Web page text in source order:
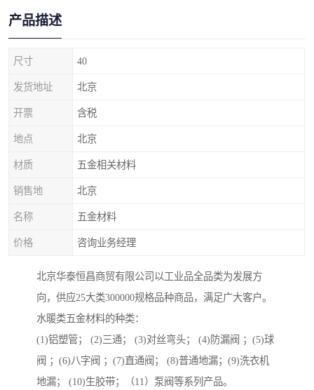
产品描述
尺寸 40
发货地址 北京
开票 含税
地点 北京
材质 五金相关材料
销售地 北京
名称 五金材料
价格 咨询业务经理
北京华泰恒昌商贸有限公司以工业品全品类为发展方
向，供应25大类300000规格品种商品，满足广大客户。
水暖类五金材料的种类：
(1)铝塑管； (2)三通； (3)对丝弯头； (4)防漏阀 ；(5)球
阀 ；(6)八字阀 ；(7)直通阀； (8)普通地漏；(9)洗衣机
地漏； (10)生胶带；（11）泵阀等系列产品。